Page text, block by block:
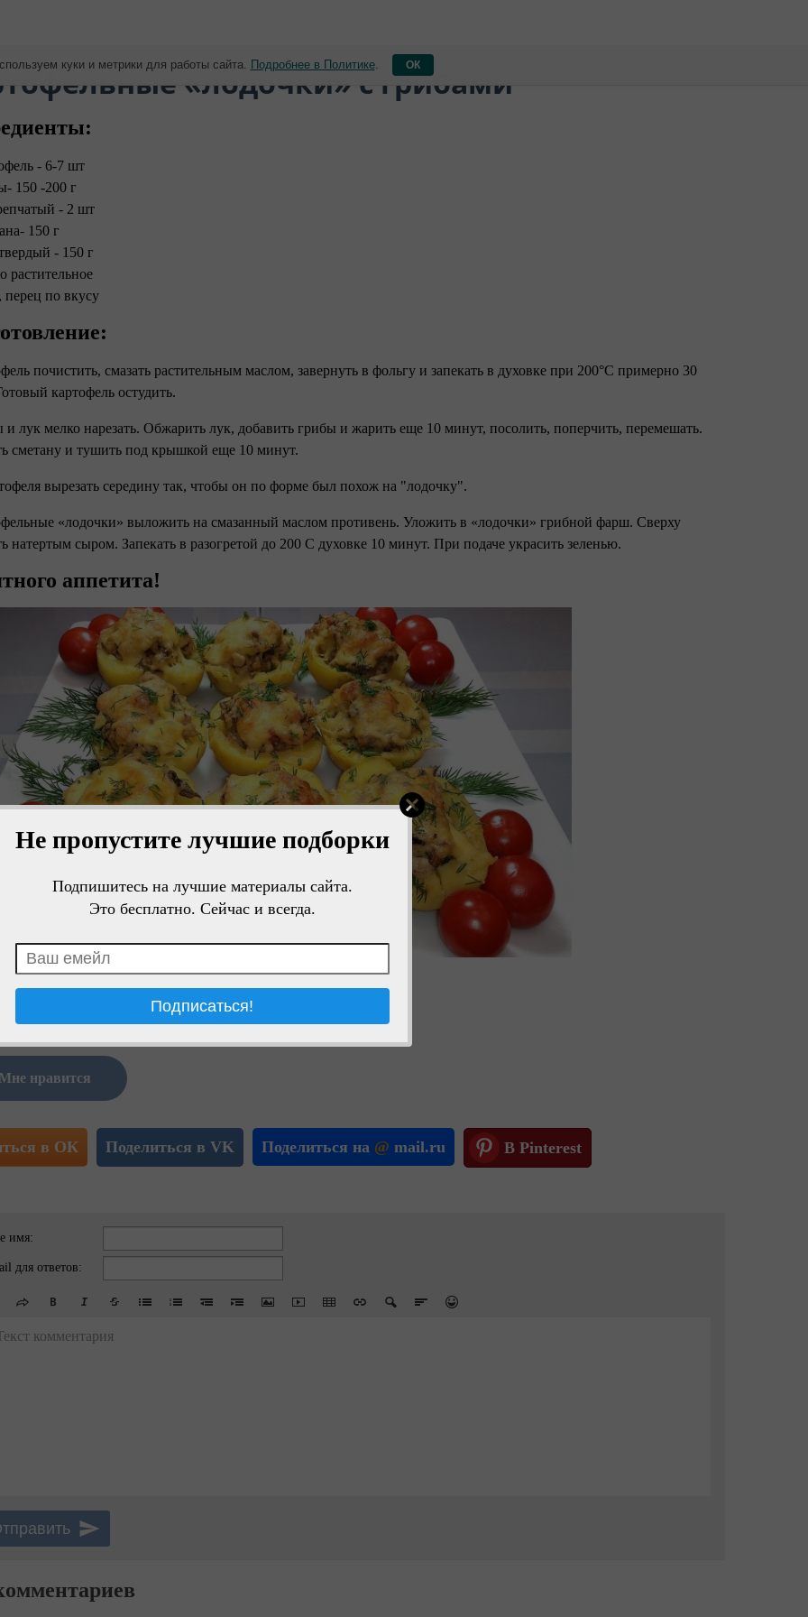
Не пропустите лучшие подборки
Подпишитесь на лучшие материалы сайта.
Это бесплатно. Сейчас и всегда.
«лодочки» с грибами
- 6-7 шт
150 -200 г
- 2 шт
150 г
- 150 г
растительное
перец по вкусу
почистить, смазать растительным маслом, завернуть в фольгу и запекать в духовке при 200°С примерно 30
картофель остудить.
и лук мелко нарезать. Обжарить лук, добавить грибы и жарить еще 10 минут, посолить, поперчить, перемешать.
сметану и тушить под крышкой еще 10 минут.
вырезать середину так, чтобы он по форме был похож на "лодочку".
«лодочки» выложить на смазанный маслом противень. Уложить в «лодочки» грибной фарш. Сверху
натертым сыром. Запекать в разогретой до 200 С духовке 10 минут. При подаче украсить зеленью.
аппетита!
Мне нравится
в ОК Поделиться в VK Поделиться на @ mail.ru В Pinterest
имя:
для ответов:
комментария
куки и метрики для работы сайта. Подробнее в Политике. ОК